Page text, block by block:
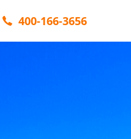
400-166-3656